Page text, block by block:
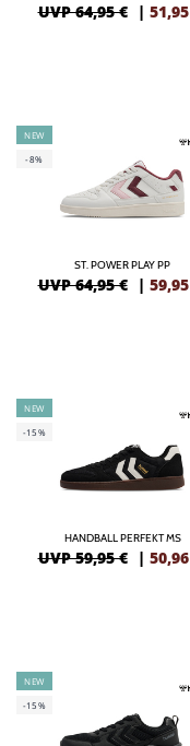
UVP 64,95 € | 51,95
NEW
-8%
ST. POWER PLAY PP
UVP 64,95 € | 59,95
NEW
-15%
HANDBALL PERFEKT MS
UVP 59,95 € | 50,96
NEW
-15%